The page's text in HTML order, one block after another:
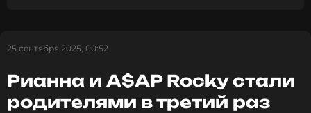
25 сентября 2025, 00:52
Рианна и A$AP Rocky стали
родителями в третий раз